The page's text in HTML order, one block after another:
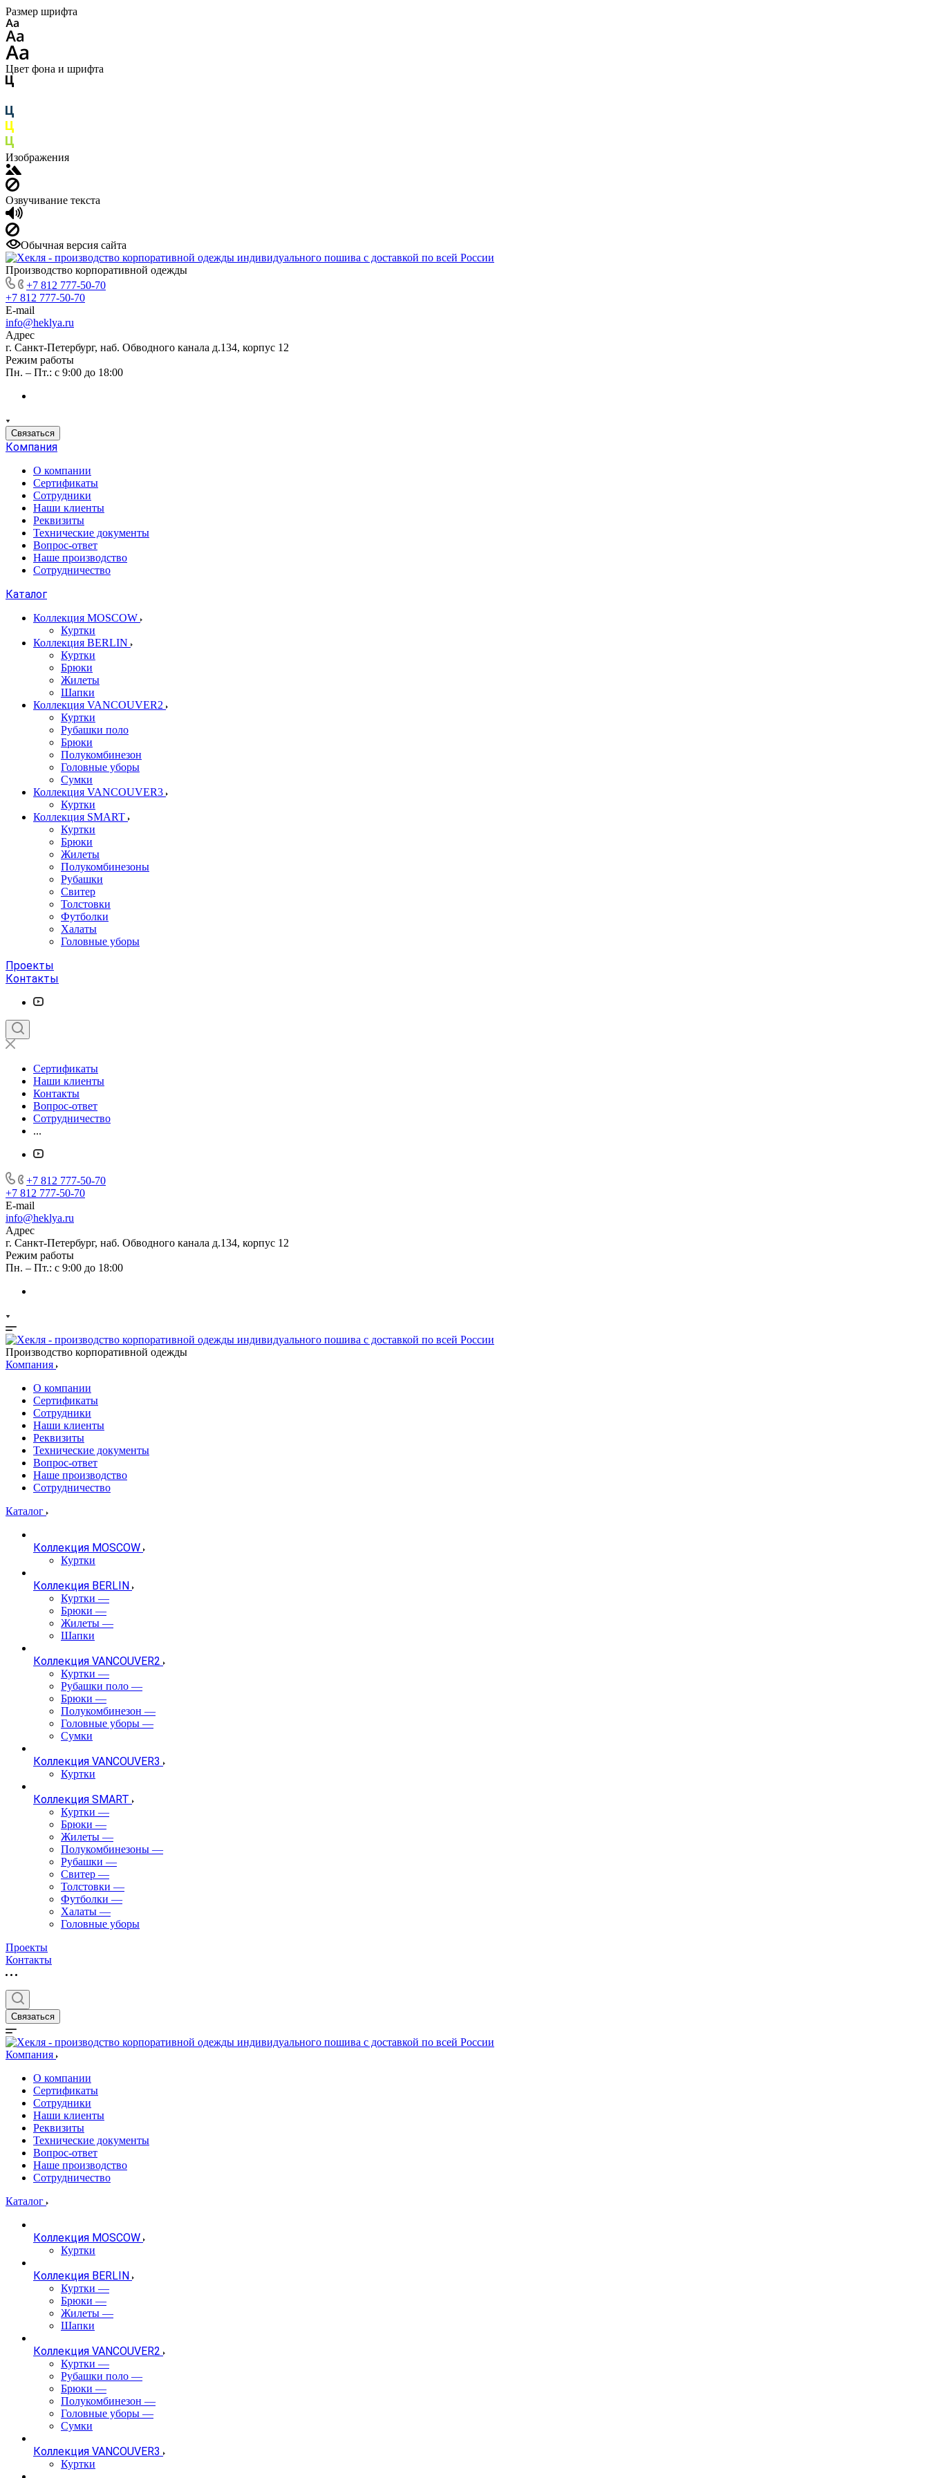
Размер шрифта
Цвет фона и шрифта
Изображения
Озвучивание текста
Обычная версия сайта
Производство корпоративной одежды
+7 812 777-50-70
+7 812 777-50-70
E-mail
info@heklya.ru
Адрес
г. Санкт-Петербург, наб. Обводного канала д.134, корпус 12
Режим работы
Пн. – Пт.: с 9:00 до 18:00
Связаться
Компания
О компании
Сертификаты
Сотрудники
Наши клиенты
Реквизиты
Технические документы
Вопрос-ответ
Наше производство
Сотрудничество
Каталог
Коллекция MOSCOW
Куртки
Коллекция BERLIN
Куртки
Брюки
Жилеты
Шапки
Коллекция VANCOUVER2
Куртки
Рубашки поло
Брюки
Полукомбинезон
Головные уборы
Сумки
Коллекция VANCOUVER3
Куртки
Коллекция SMART
Куртки
Брюки
Жилеты
Полукомбинезоны
Рубашки
Свитер
Толстовки
Футболки
Халаты
Головные уборы
Проекты
Контакты
Сертификаты
Наши клиенты
Контакты
Вопрос-ответ
Сотрудничество
...
+7 812 777-50-70
+7 812 777-50-70
E-mail
info@heklya.ru
Адрес
г. Санкт-Петербург, наб. Обводного канала д.134, корпус 12
Режим работы
Пн. – Пт.: с 9:00 до 18:00
Производство корпоративной одежды
Компания
О компании
Сертификаты
Сотрудники
Наши клиенты
Реквизиты
Технические документы
Вопрос-ответ
Наше производство
Сотрудничество
Каталог
Коллекция MOSCOW
Куртки
Коллекция BERLIN
Куртки —
Брюки —
Жилеты —
Шапки
Коллекция VANCOUVER2
Куртки —
Рубашки поло —
Брюки —
Полукомбинезон —
Головные уборы —
Сумки
Коллекция VANCOUVER3
Куртки
Коллекция SMART
Куртки —
Брюки —
Жилеты —
Полукомбинезоны —
Рубашки —
Свитер —
Толстовки —
Футболки —
Халаты —
Головные уборы
Проекты
Контакты
Связаться
Компания
О компании
Сертификаты
Сотрудники
Наши клиенты
Реквизиты
Технические документы
Вопрос-ответ
Наше производство
Сотрудничество
Каталог
Коллекция MOSCOW
Куртки
Коллекция BERLIN
Куртки —
Брюки —
Жилеты —
Шапки
Коллекция VANCOUVER2
Куртки —
Рубашки поло —
Брюки —
Полукомбинезон —
Головные уборы —
Сумки
Коллекция VANCOUVER3
Куртки